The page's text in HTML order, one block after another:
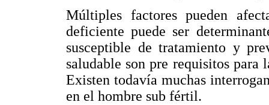
Múltiples factores pueden
deficiente puede ser
susceptible de tratamiento y
saludable son pre requisitos
Existen todavía muchas
en el hombre sub fértil.